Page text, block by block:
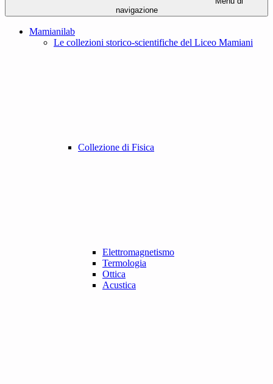
navigazione
Mamianilab
Le collezioni storico-scientifiche del Liceo Mamiani
Collezione di Fisica
Elettromagnetismo
Termologia
Ottica
Acustica